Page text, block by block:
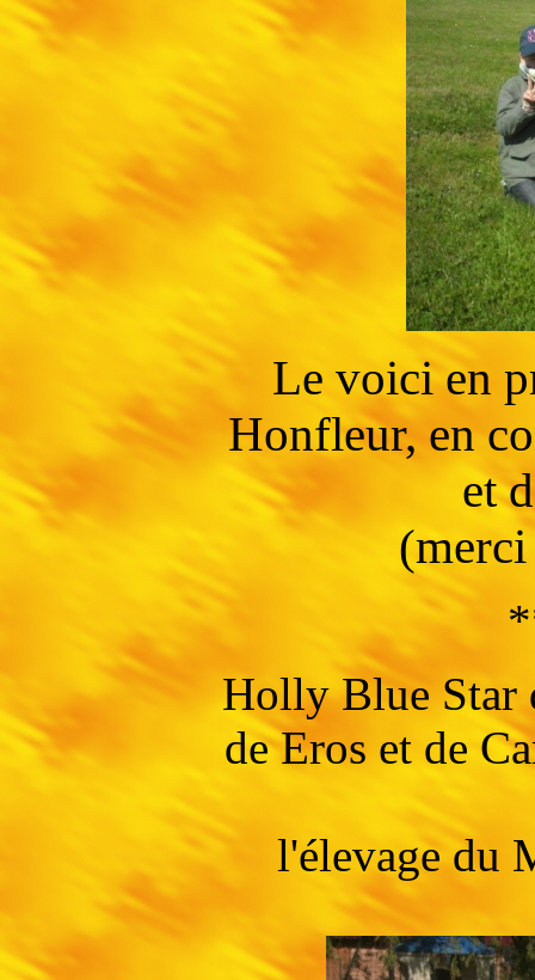
Le voici en
Honfleur, en
et
Holly Blue Star
de Eros et de
l'élevage du